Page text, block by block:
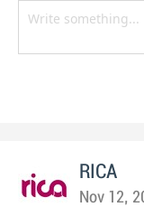
RICA
Nov 12,